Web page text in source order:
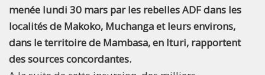
menée lundi 30 mars par les rebelles ADF dans les
localités de Makoko, Muchanga et leurs environs,
dans le territoire de Mambasa, en Ituri, rapportent
des sources concordantes.